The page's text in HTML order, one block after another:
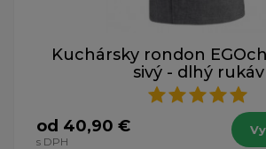
Kuchársky rondon
sivý - dlhý rukáv
od 40,90 €
s DPH